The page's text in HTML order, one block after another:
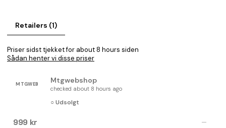
Retailers (1)
Priser sidst tjekket for about 8 hours siden
Sådan henter vi disse priser
MTGWEB Mtgwebshop
checked about 8 hours ago
○ Udsolgt
999 kr —